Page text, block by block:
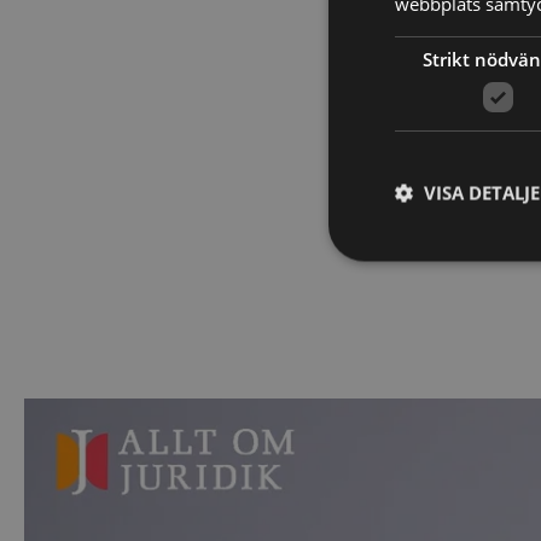
2. Testa
Efter kursen
på prov för att
Strikt
VISA